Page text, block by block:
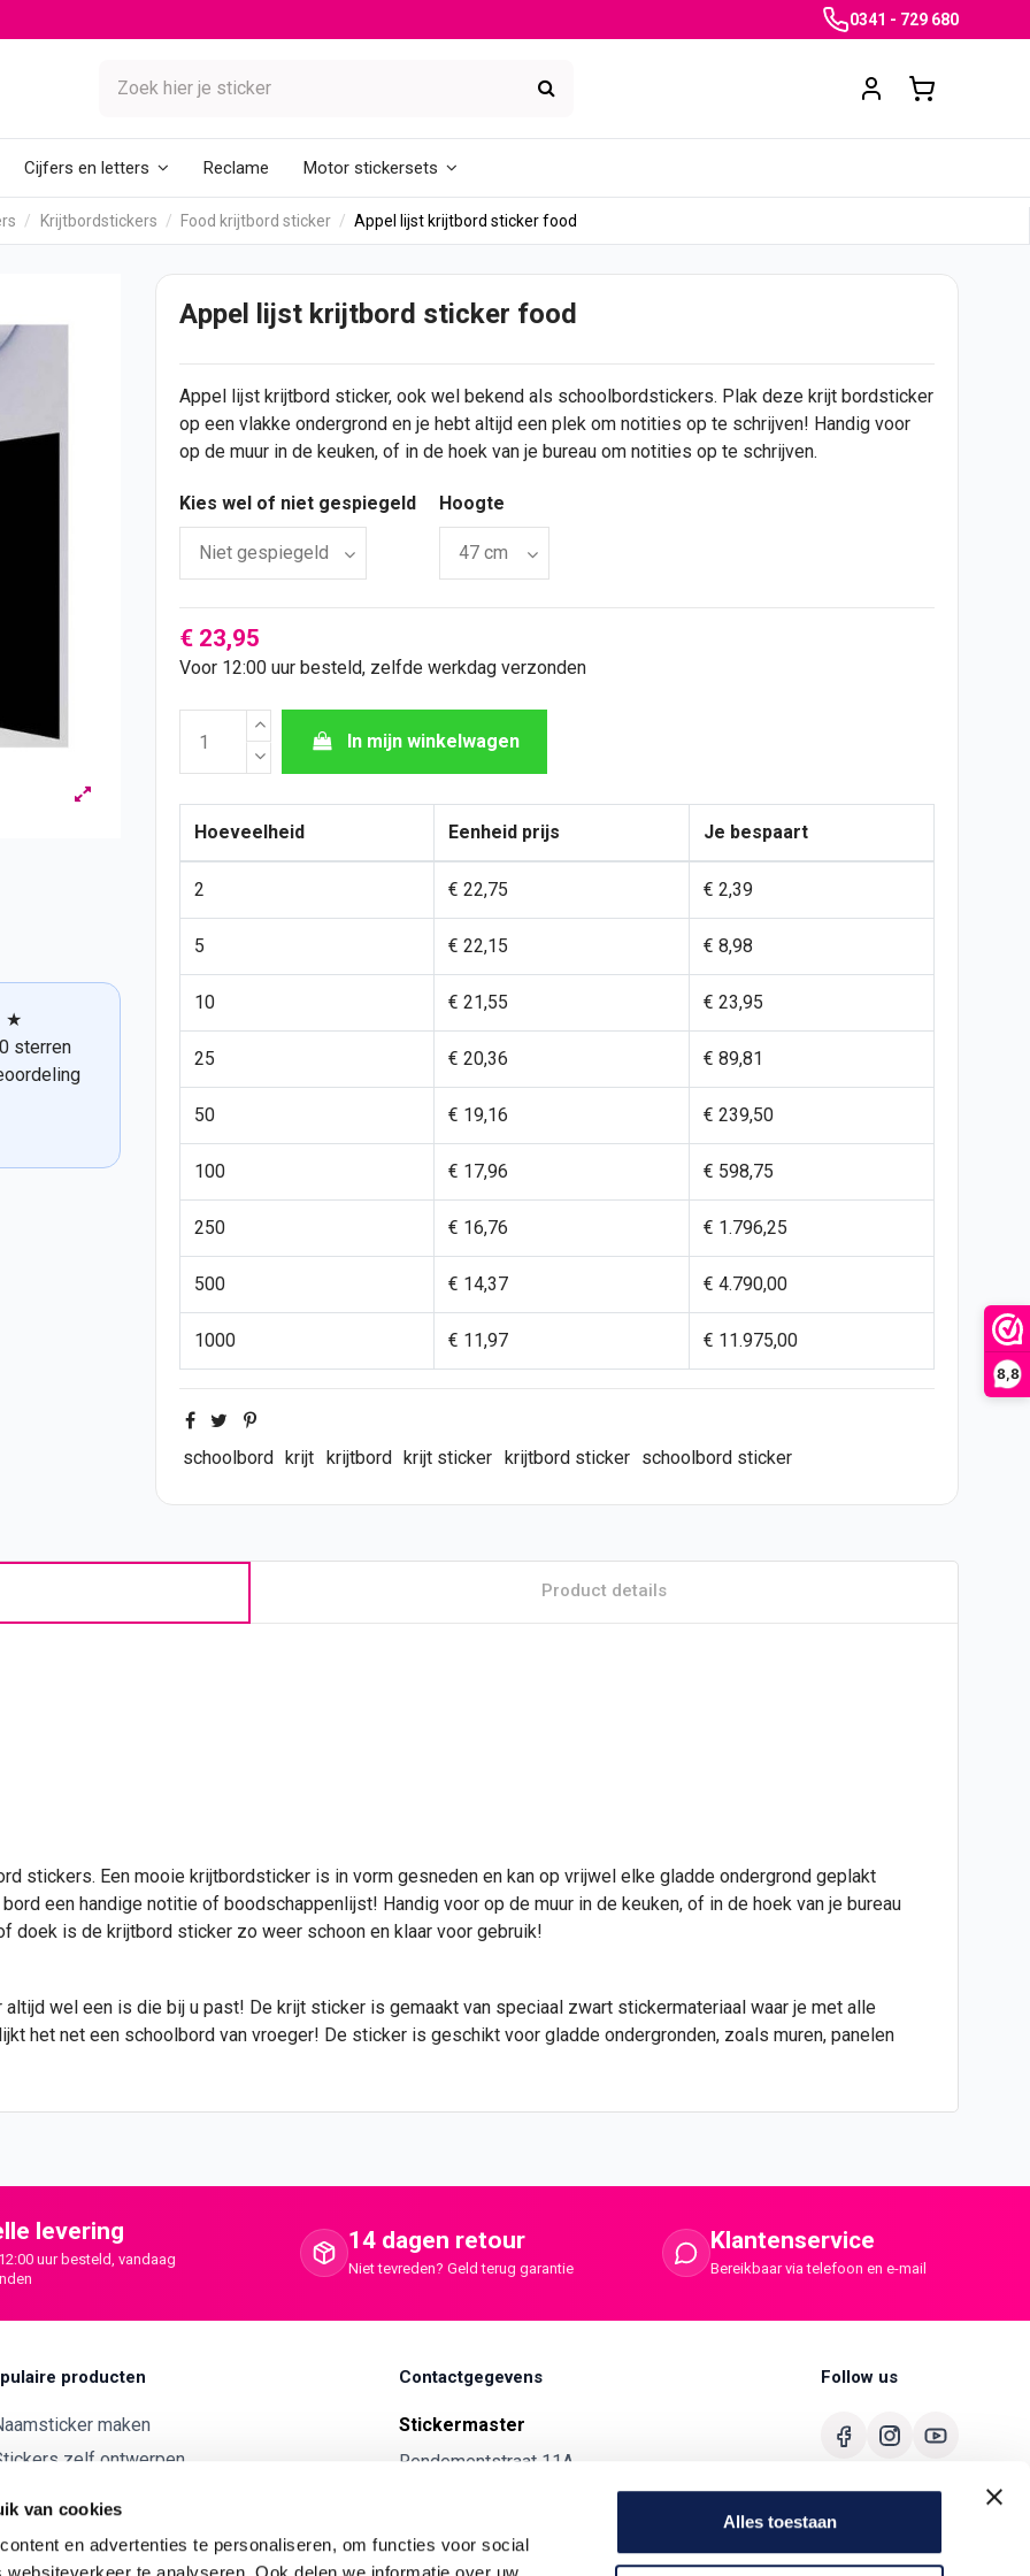
8,8
van cookies
en advertenties te personaliseren, om functies voor social
Alles toestaan
0341 - 729 680
Cijfers en letters Reclame Motor stickersets
Krijtbordstickers Food krijtbord sticker Appel lijst krijtbord sticker food
★
sterren
Appel lijst krijtbord sticker food
Appel lijst krijtbord sticker, ook wel bekend als schoolbordstickers. Plak deze krijt bordsticker
op een vlakke ondergrond en je hebt altijd een plek om notities op te schrijven! Handig voor
op de muur in de keuken, of in de hoek van je bureau om notities op te schrijven.
Kies wel of niet gespiegeld Hoogte
€ 23,95
Voor 12:00 uur besteld, zelfde werkdag verzonden
In mijn winkelwagen
Hoeveelheid Eenheid prijs Je bespaart
2 € 22,75 € 2,39
5 € 22,15 € 8,98
10 € 21,55 € 23,95
25 € 20,36 € 89,81
50 € 19,16 € 239,50
100 € 17,96 € 598,75
250 € 16,76 € 1.796,25
500 € 14,37 € 4.790,00
1000 € 11,97 € 11.975,00
schoolbord krijt krijtbord krijt sticker krijtbord sticker schoolbord sticker
Product details
stickers. Een mooie krijtbordsticker is in vorm gesneden en kan op vrijwel elke gladde ondergrond geplakt
een handige notitie of boodschappenlijst! Handig voor op de muur in de keuken, of in de hoek van je bureau
doek is de krijtbord sticker zo weer schoon en klaar voor gebruik!
wel een is die bij u past! De krijt sticker is gemaakt van speciaal zwart stickermateriaal waar je met alle
het net een schoolbord van vroeger! De sticker is geschikt voor gladde ondergronden, zoals muren, panelen
levering
uur besteld, vandaag
14 dagen retour
Niet tevreden? Geld terug garantie
Klantenservice
Bereikbaar via telefoon en e-mail
producten
maken
zelf ontwerpen
je eigen kunststof tekst
Contactgegevens
Stickermaster
Rendementstraat 11A
info@stickermaster.nl
Follow us